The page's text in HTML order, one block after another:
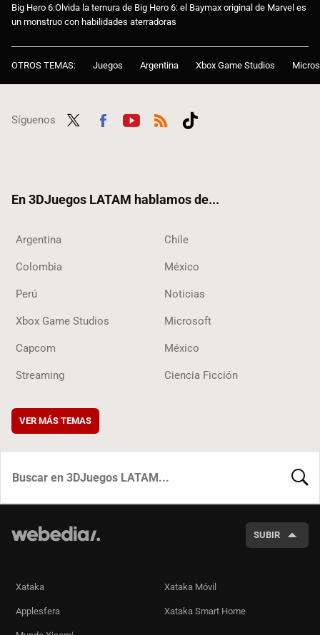
Big Hero 6:Olvida la ternura de Big Hero 6: el Baymax original de Marvel es
un monstruo con habilidades aterradoras
OTROS TEMAS: Juegos Argentina Xbox Game Studios
Síguenos
En 3DJuegos LATAM hablamos de...
Argentina Chile
Colombia México
Perú Noticias
Xbox Game Studios Microsoft
Capcom México
Streaming Ciencia Ficción
VER MÁS TEMAS
SUBIR
Xataka Xataka Móvil
Applesfera Xataka Smart Home